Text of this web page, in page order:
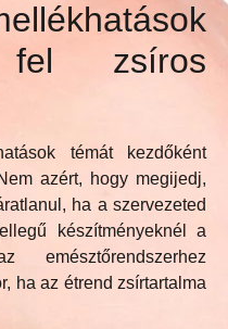
fel zsíros
témát kezdőként
azért, hogy megijedj,
ha a szervezeted
készítményeknél a
emésztőrendszerhez
ha az étrend zsírtartalma